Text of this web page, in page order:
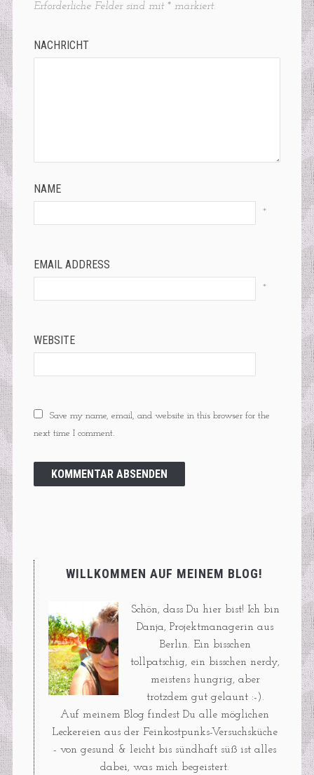
Erforderliche Felder sind mit *markiert.
NACHRICHT
NAME
*
EMAIL ADDRESS
*
WEBSITE
Save my name, email, and website in this browser for the
next time I comment.
WILLKOMMEN AUF MEINEM BLOG!
Schön, dass Du hier bist! Ich bin
Danja, Projektmanagerin aus
Berlin. Ein bisschen
tollpatschig, ein bisschen nerdy,
meistens hungrig, aber
trotzdem gut gelaunt :-).
Auf meinem Blog findest Du alle möglichen
Leckereien aus der Feinkostpunks-Versuchsküche
- von gesund & leicht bis sündhaft süß ist alles
dabei, was mich begeistert.